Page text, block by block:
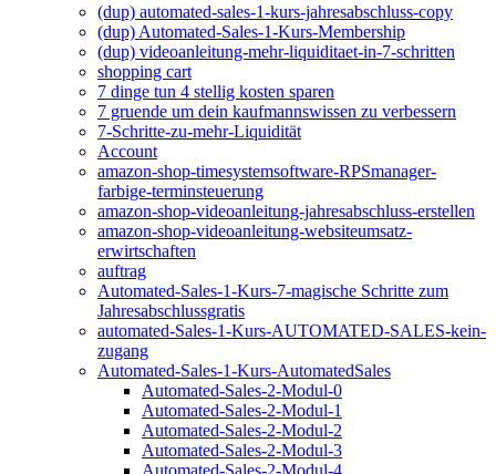
(dup) automated-sales-1-kurs-jahresabschluss-copy
(dup) Automated-Sales-1-Kurs-Membership
(dup) videoanleitung-mehr-liquiditaet-in-7-schritten
shopping cart
7 dinge tun 4 stellig kosten sparen
7 gruende um dein kaufmannswissen zu verbessern
7-Schritte-zu-mehr-Liquidität
Account
amazon-shop-timesystemsoftware-RPSmanager-
farbige-terminsteuerung
amazon-shop-videoanleitung-jahresabschluss-erstellen
amazon-shop-videoanleitung-websiteumsatz-
erwirtschaften
auftrag
Automated-Sales-1-Kurs-7-magische Schritte zum
Jahresabschlussgratis
automated-Sales-1-Kurs-AUTOMATED-SALES-kein-
zugang
Automated-Sales-1-Kurs-AutomatedSales
Automated-Sales-2-Modul-0
Automated-Sales-2-Modul-1
Automated-Sales-2-Modul-2
Automated-Sales-2-Modul-3
Automated-Sales-2-Modul-4